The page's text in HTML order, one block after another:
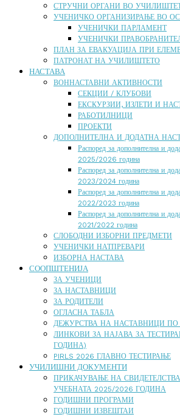
СТРУЧНИ ОРГАНИ ВО
УЧЕНИЧКО ОРГАНИЗИРАЊЕ ВО
УЧЕНИЧКИ ПАРЛАМЕНТ
УЧЕНИЧКИ
ПЛАН ЗА ЕВАКУАЦИЈА ПРИ
ПАТРОНАТ НА УЧИЛИШТЕТО
НАСТАВА
ВОННАСТАВНИ АКТИВНОСТИ
СЕКЦИИ / КЛУБОВИ
ЕКСКУРЗИИ, ИЗЛЕТИ И
РАБОТИЛНИЦИ
ПРОЕКТИ
ДОПОЛНИТЕЛНА И ДОДАТНА
Распоред за дополнителна и
2025/2026 година
Распоред за дополнителна и
2023/2024 година
Распоред за дополнителна и
2022/2023 година
Распоред за дополнителна и
2021/2022 година
СЛОБОДНИ ИЗБОРНИ ПРЕДМЕТИ
УЧЕНИЧКИ НАТПРЕВАРИ
ИЗБОРНА НАСТАВА
СООПШТЕНИЈА
ЗА УЧЕНИЦИ
ЗА НАСТАВНИЦИ
ЗА РОДИТЕЛИ
ОГЛАСНА ТАБЛА
ДЕЖУРСТВА НА НАСТАВНИЦИ ПО
ЛИНКОВИ ЗА НАЈАВА ЗА
ГОДИНА)
PIRLS 2026 ГЛАВНО ТЕСТИРАЊЕ
УЧИЛИШНИ ДОКУМЕНТИ
ПРИКАЧУВАЊЕ НА
УЧЕБНАТА 2025/2026 ГОДИНА
ГОДИШНИ ПРОГРАМИ
ГОДИШНИ ИЗВЕШТАИ